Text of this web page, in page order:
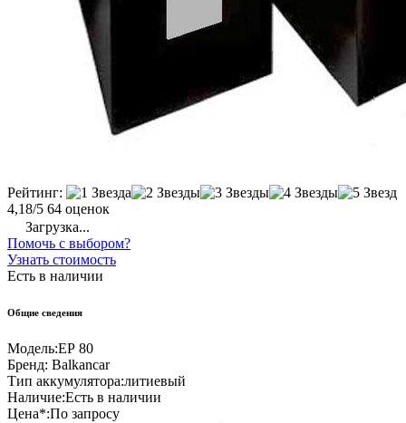
Рейтинг:
4,18/5 64 оценок
Загрузка...
Помочь с выбором?
Узнать стоимость
Есть в наличии
Общие сведения
Модель:EР 80
Бренд: Balkancar
Тип аккумулятора:литиевый
Наличие:Есть в наличии
Цена*:По запросу